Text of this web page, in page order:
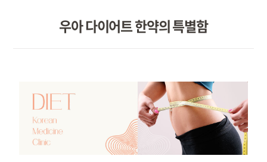
우아 다이어트 한약의 특별함